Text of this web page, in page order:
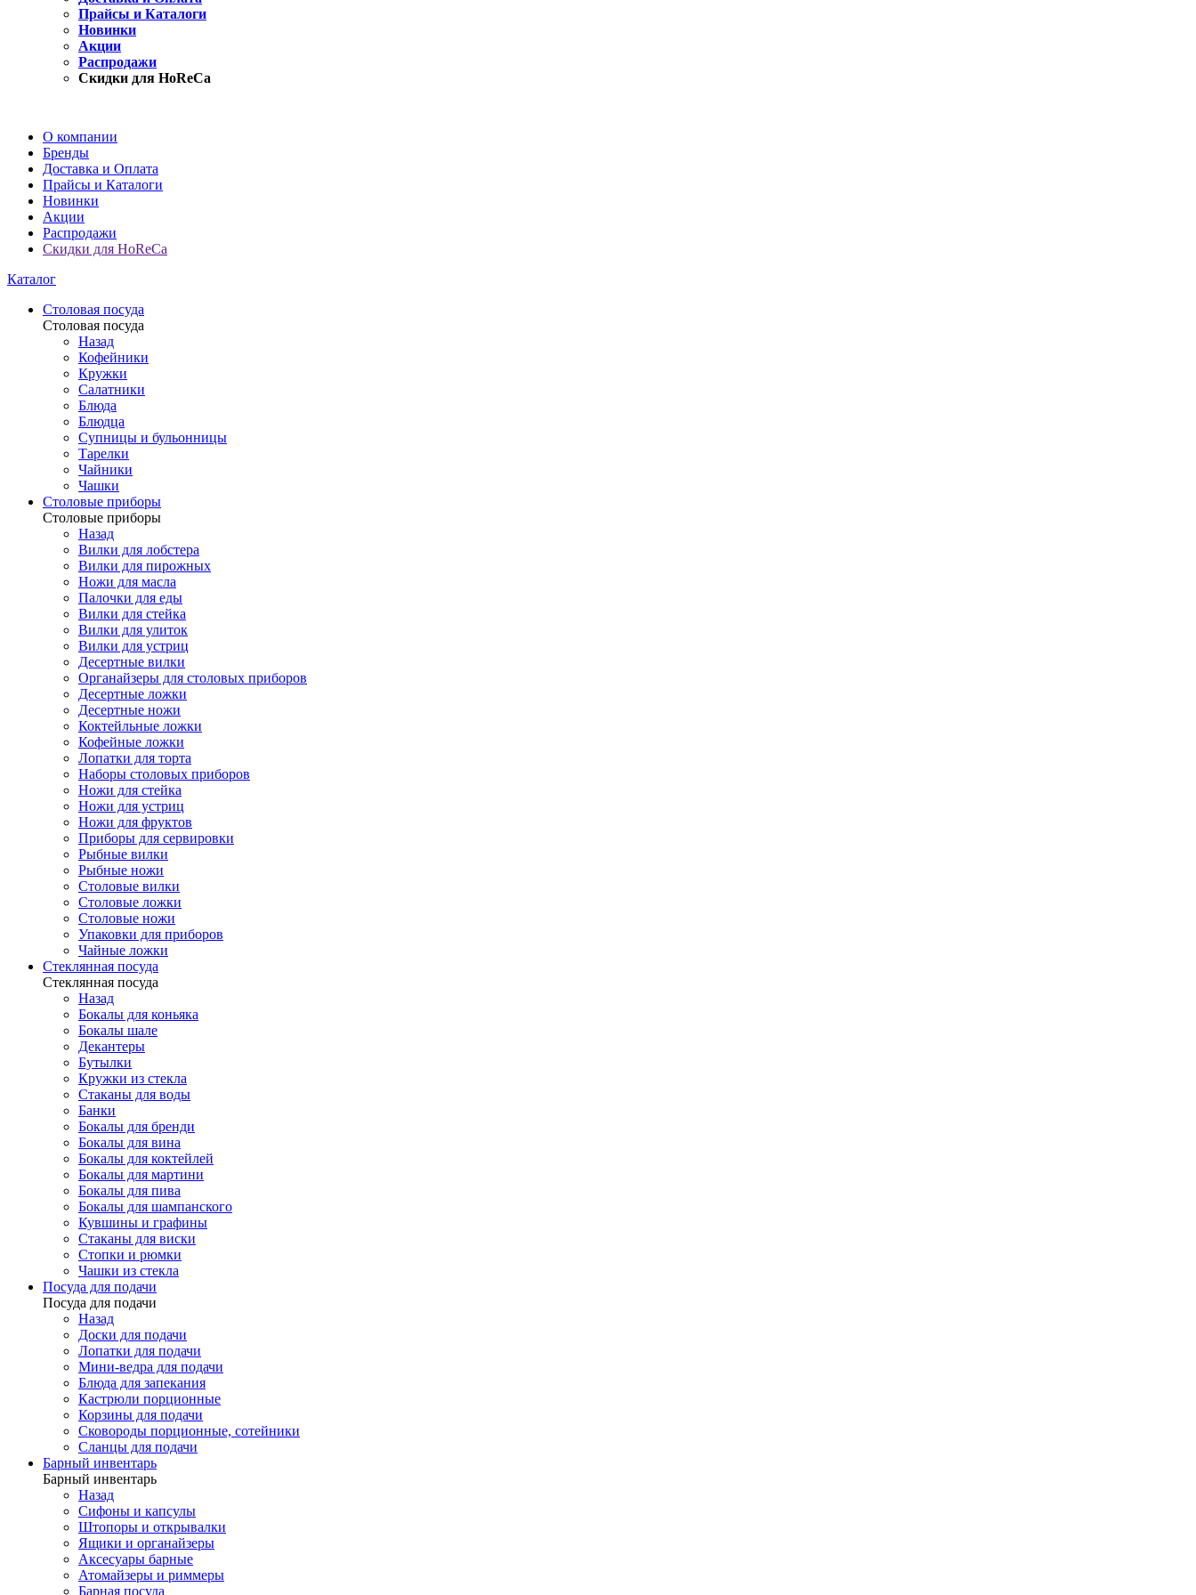
Прайсы и Каталоги
Новинки
Акции
Распродажи
Скидки для HoReCa
О компании
Бренды
Доставка и Оплата
Прайсы и Каталоги
Новинки
Акции
Распродажи
Скидки для HoReCa
Каталог
Столовая посуда
Столовая посуда
Назад
Кофейники
Кружки
Салатники
Блюда
Блюдца
Супницы и бульонницы
Тарелки
Чайники
Чашки
Cтоловые приборы
Cтоловые приборы
Назад
Вилки для лобстера
Вилки для пирожных
Ножи для масла
Палочки для еды
Вилки для стейка
Вилки для улиток
Вилки для устриц
Десертные вилки
Органайзеры для столовых приборов
Десертные ложки
Десертные ножи
Коктейльные ложки
Кофейные ложки
Лопатки для торта
Наборы столовых приборов
Ножи для стейка
Ножи для устриц
Ножи для фруктов
Приборы для сервировки
Рыбные вилки
Рыбные ножи
Столовые вилки
Столовые ложки
Столовые ножи
Упаковки для приборов
Чайные ложки
Стеклянная посуда
Стеклянная посуда
Назад
Бокалы для коньяка
Бокалы шале
Декантеры
Бутылки
Кружки из стекла
Стаканы для воды
Банки
Бокалы для бренди
Бокалы для вина
Бокалы для коктейлей
Бокалы для мартини
Бокалы для пива
Бокалы для шампанского
Кувшины и графины
Стаканы для виски
Стопки и рюмки
Чашки из стекла
Посуда для подачи
Посуда для подачи
Назад
Доски для подачи
Лопатки для подачи
Мини-ведра для подачи
Блюда для запекания
Кастрюли порционные
Корзины для подачи
Сковороды порционные, сотейники
Сланцы для подачи
Барный инвентарь
Барный инвентарь
Назад
Сифоны и капсулы
Штопоры и открывалки
Ящики и органайзеры
Аксесуары барные
Атомайзеры и риммеры
Барная посуда